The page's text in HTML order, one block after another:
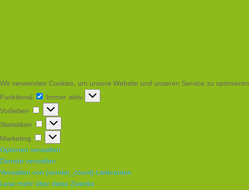
Wir verwenden Cookies, um unsere Website und unseren Service zu optimieren.
Funktional
Funktional
Immer aktiv
Vorlieben
Vorlieben
Statistiken Statistiken
Marketing
Marketing
Optionen verwalten
Dienste verwalten
Verwalten von {vendor_count}-Lieferanten
Lese mehr über diese Zwecke